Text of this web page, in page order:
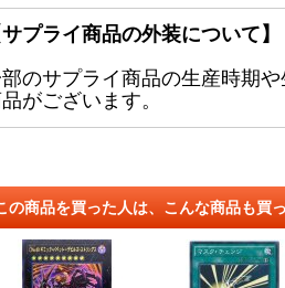
サプライ商品の外装について】
のサプライ商品の生産時期
がございます。
の商品を買った人は、こんな商品も買